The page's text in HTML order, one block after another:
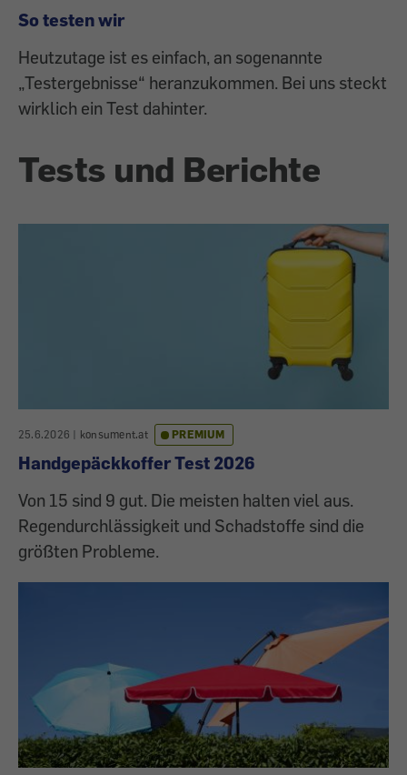
So testen wir
Heutzutage ist es einfach, an sogenannte
„Testergebnisse“ heranzukommen. Bei uns steckt
wirklich ein Test dahinter.
Tests und Berichte
25.6.2026 | konsument.at PREMIUM
Handgepäckkoffer Test 2026
Von 15 sind 9 gut. Die meisten halten viel aus.
Regendurchlässigkeit und Schadstoffe sind die
größten Probleme.